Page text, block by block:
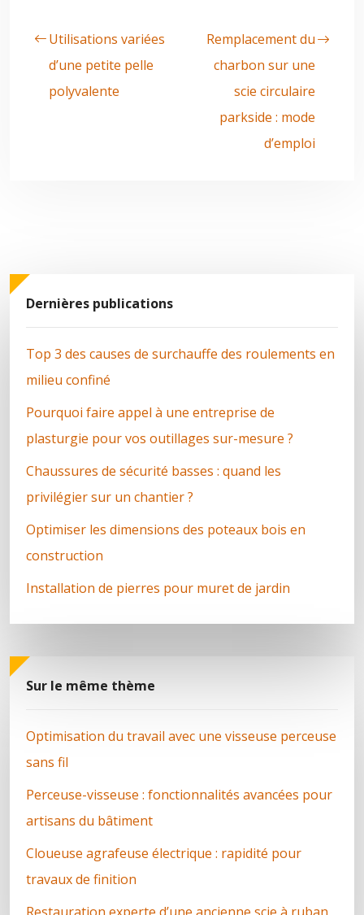
Utilisations variées
d’une petite pelle
polyvalente
Remplacement du
charbon sur une
scie circulaire
parkside : mode
d’emploi
Dernières publications
Top 3 des causes de surchauffe des roulements en
milieu confiné
Pourquoi faire appel à une entreprise de
plasturgie pour vos outillages sur-mesure ?
Chaussures de sécurité basses : quand les
privilégier sur un chantier ?
Optimiser les dimensions des poteaux bois en
construction
Installation de pierres pour muret de jardin
Sur le même thème
Optimisation du travail avec une visseuse perceuse
sans fil
Perceuse-visseuse : fonctionnalités avancées pour
artisans du bâtiment
Cloueuse agrafeuse électrique : rapidité pour
travaux de finition
Restauration experte d’une ancienne scie à ruban